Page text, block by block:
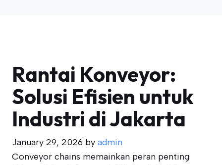
Rantai Konveyor:
Solusi Efisien untuk
Industri di Jakarta
January 29, 2026 by admin
Conveyor chains memainkan peran penting